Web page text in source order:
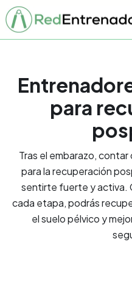
para
Tras el embarazo,
para la recuperación
sentirte fuerte y activa.
cada etapa, podrás
el suelo pélvico y